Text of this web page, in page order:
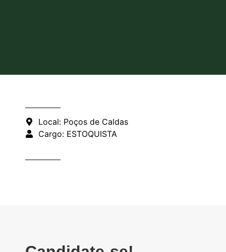
Local: Poços de Caldas
Cargo: ESTOQUISTA